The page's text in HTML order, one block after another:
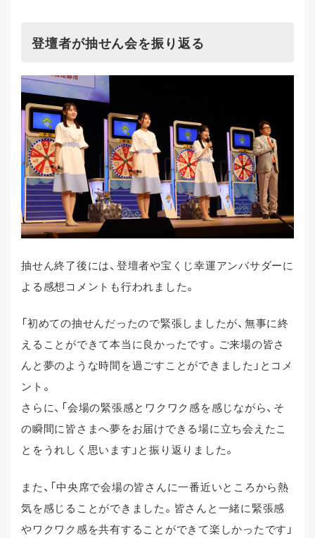
登壇者が抽せん会を振り返る
抽せん終了後には、登壇者や宝くじ幸運アンバサダーに
よる感想コメントも行われました。
「初めての抽せんだったので緊張しましたが、無事に終
えることができて本当に良かったです。ご来場の皆さ
んと夢のような時間を過ごすことができました」とコメ
ント。
さらに、「会場の緊張感とワクワク感を感じながら、そ
の瞬間に皆さまへ夢をお届けできる場に立ち会えたこ
とをうれしく思います」と振り返りました。
また、「中央席で会場の皆さんに一番近いところから熱
気を感じることができました。皆さんと一緒に緊張感
やワクワク感を共有することができて楽しかったです」